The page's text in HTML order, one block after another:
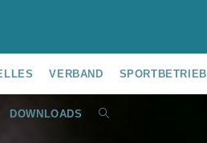
VERBAND SPORTBETRIEB
DOWNLOADS